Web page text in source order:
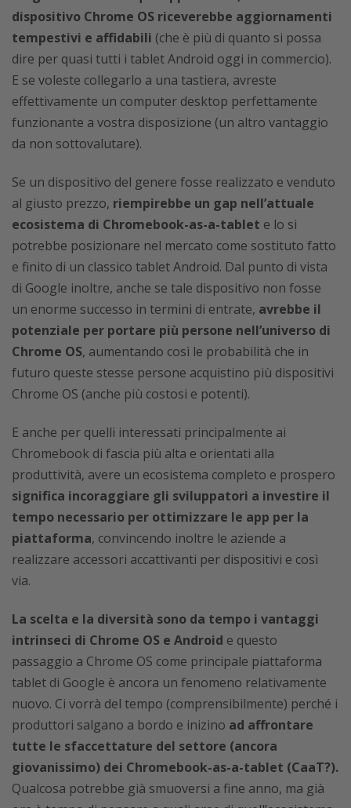
dispositivo Chrome OS riceverebbe aggiornamenti
tempestivi e affidabili (che è più di quanto si possa
dire per quasi tutti i tablet Android oggi in commercio).
E se voleste collegarlo a una tastiera, avreste
effettivamente un computer desktop perfettamente
funzionante a vostra disposizione (un altro vantaggio
da non sottovalutare).
Se un dispositivo del genere fosse realizzato e venduto
al giusto prezzo, riempirebbe un gap nell’attuale
ecosistema di Chromebook-as-a-tablet e lo si
potrebbe posizionare nel mercato come sostituto fatto
e finito di un classico tablet Android. Dal punto di vista
di Google inoltre, anche se tale dispositivo non fosse
un enorme successo in termini di entrate, avrebbe il
potenziale per portare più persone nell’universo di
Chrome OS, aumentando così le probabilità che in
futuro queste stesse persone acquistino più dispositivi
Chrome OS (anche più costosi e potenti).
E anche per quelli interessati principalmente ai
Chromebook di fascia più alta e orientati alla
produttività, avere un ecosistema completo e prospero
significa incoraggiare gli sviluppatori a investire il
tempo necessario per ottimizzare le app per la
piattaforma, convincendo inoltre le aziende a
realizzare accessori accattivanti per dispositivi e così
via.
La scelta e la diversità sono da tempo i vantaggi
intrinseci di Chrome OS e Android e questo
passaggio a Chrome OS come principale piattaforma
tablet di Google è ancora un fenomeno relativamente
nuovo. Ci vorrà del tempo (comprensibilmente) perché i
produttori salgano a bordo e inizino ad affrontare
tutte le sfaccettature del settore (ancora
giovanissimo) dei Chromebook-as-a-tablet (CaaT?).
Qualcosa potrebbe già smuoversi a fine anno, ma già